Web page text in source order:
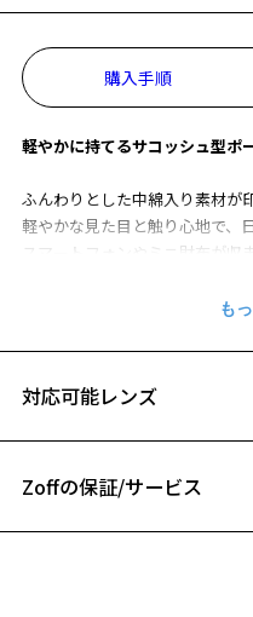
お気に
購入手順
軽やかに持てるサコッシュ型ポ
ふんわりとした中綿入り素材が
軽やかな見た目と触り心地で、
スマートフォンやミニ財布が収
ロープコードのストラップがア
【サイズ】
W:約130mm
H:約200mm
【素材】
対応可能レンズ
フレームとレンズ
Zoffの保証/サービス